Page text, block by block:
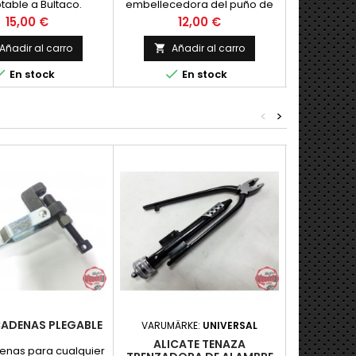
a Bultaco.
Precio
15,00 €
Añadir al carro
En stock
embellecedora del puño de
acelerador para Bultaco,
empleada habitualmente en
Sherpa, Alpina, Frontera y
otras. Nueva
Precio
12,00 €
 Añadir al carro
 En stock
soporte
Bultacos,


>
<
PLEGABLE
para cualquier
VARUMÄRKE: UNIVERSAL
ALICATE TENAZA